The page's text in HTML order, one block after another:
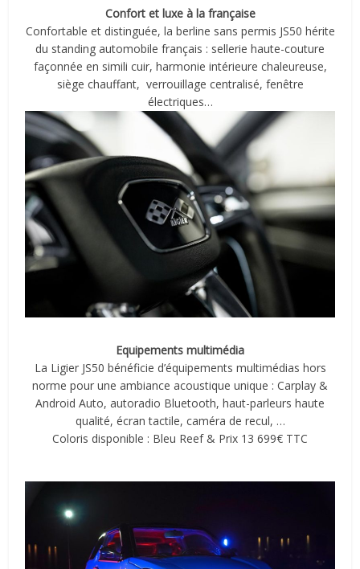
Confort et luxe à la française
Confortable et distinguée, la berline sans permis JS50 hérite
du standing automobile français : sellerie haute-couture
façonnée en simili cuir, harmonie intérieure chaleureuse,
siège chauffant, verrouillage centralisé, fenêtre
électriques…
Equipements multimédia
La Ligier JS50 bénéficie d’équipements multimédias hors
norme pour une ambiance acoustique unique : Carplay &
Android Auto, autoradio Bluetooth, haut-parleurs haute
qualité, écran tactile, caméra de recul, …
Coloris disponible : Bleu Reef & Prix 13 699€ TTC